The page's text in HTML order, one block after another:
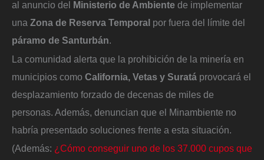
al anuncio del Ministerio de Ambiente de implementar
una Zona de Reserva Temporal por fuera del límite del
páramo de Santurbán.
La comunidad alerta que la prohibición de la minería en
municipios como California, Vetas y Suratá provocará el
desplazamiento forzado de decenas de miles de
personas. Además, denuncian que el Minambiente no
habría presentado soluciones frente a esta situación.
(Además: ¿Cómo conseguir uno de los 37.000 cupos que